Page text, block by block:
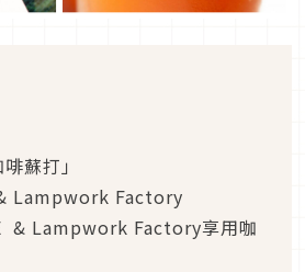
蘇打」
Lampwork Factory
& Lampwork Factory享用咖